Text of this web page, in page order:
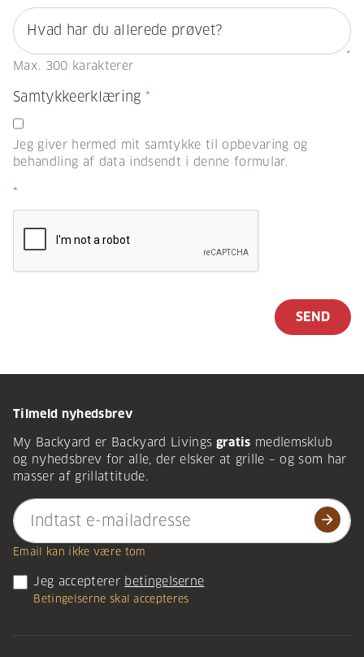
Hvad har du allerede prøvet?
Max. 300 karakterer
Samtykkeerklæring *
Jeg giver hermed mit samtykke til opbevaring og
behandling af data indsendt i denne formular.
*
Tilmeld nyhedsbrev
My Backyard er Backyard Livings gratis medlemsklub
og nyhedsbrev for alle, der elsker at grille – og som har
masser af grillattitude.
arrow_forward
Email kan ikke være tom
Jeg accepterer betingelserne
Betingelserne skal accepteres